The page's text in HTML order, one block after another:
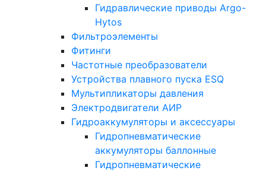
Гидравлические приводы Argo-
Hytos
Фильтроэлементы
Фитинги
Частотные преобразователи
Устройства плавного пуска ESQ
Мультипликаторы давления
Электродвигатели АИР
Гидроаккумуляторы и аксессуары
Гидропневматические
аккумуляторы баллонные
Гидропневматические